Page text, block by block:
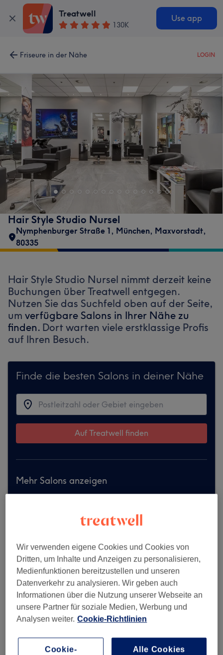
Treatwell
130K
Use app
Friseure in der Nähe LOGIN
Hair Style Studio Nursel
Nymphenburger Straße 1, München, Maxvorstadt,
80335
Hair Style Studio Nursel nimmt derzeit keine
Buchungen über Treatwell entgegen.
Nutzen Sie das Suchfeld oben auf der Seite,
um verfügbare Salons in Ihrer Nähe zu
finden. Dort warten viele erstklassige Profis
auf Ihren Besuch.
Finde die besten Salons in deiner Nähe
Auf Treatwell finden
Mehr Salons anzeigen
Wir verwenden eigene Cookies und Cookies von
Dritten, um Inhalte und Anzeigen zu personalisieren,
Medienfunktionen bereitzustellen und unseren
Datenverkehr zu analysieren. Wir geben auch
Informationen über die Nutzung unserer Webseite an
unsere Partner für soziale Medien, Werbung und
Analysen weiter. Cookie-Richtlinien
Cookie-
Alle Cookies